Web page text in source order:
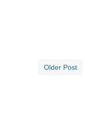
Older Post